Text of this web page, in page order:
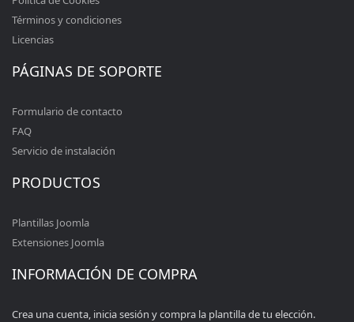
Términos y condiciones
Licencias
PÁGINAS DE SOPORTE
Formulario de contacto
FAQ
Servicio de instalación
PRODUCTOS
Plantillas Joomla
Extensiones Joomla
INFORMACIÓN DE COMPRA
Crea una cuenta, inicia sesión y compra la plantilla de tu elección.